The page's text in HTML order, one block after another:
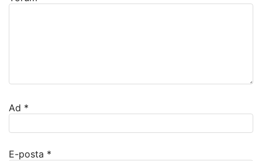
Ad *
E-posta *